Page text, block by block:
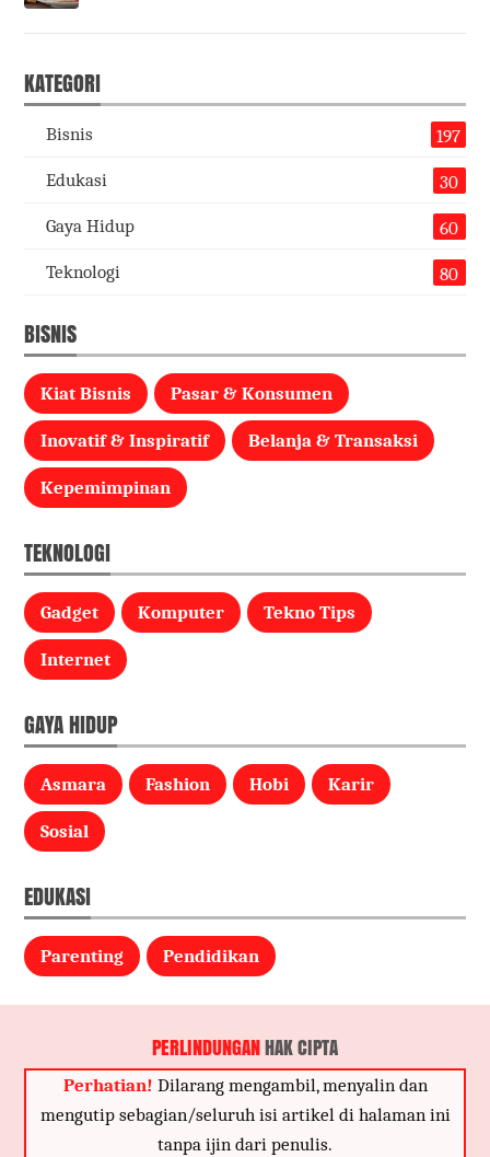
KATEGORI
Bisnis 197
Edukasi 30
Gaya Hidup 60
Teknologi 80
BISNIS
Kiat Bisnis Pasar & Konsumen
Inovatif & Inspiratif Belanja & Transaksi
Kepemimpinan
TEKNOLOGI
Gadget Komputer Tekno Tips
Internet
GAYA HIDUP
Asmara Fashion Hobi Karir
Sosial
EDUKASI
Parenting Pendidikan
PERLINDUNGANHAK CIPTA
Perhatian! Dilarang mengambil, menyalin dan
mengutip sebagian/seluruh isi artikel di halaman ini
tanpa ijin dari penulis.